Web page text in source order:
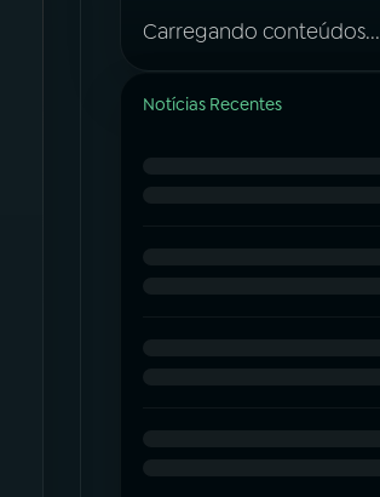
Carregando conteúdos...
Notícias Recentes